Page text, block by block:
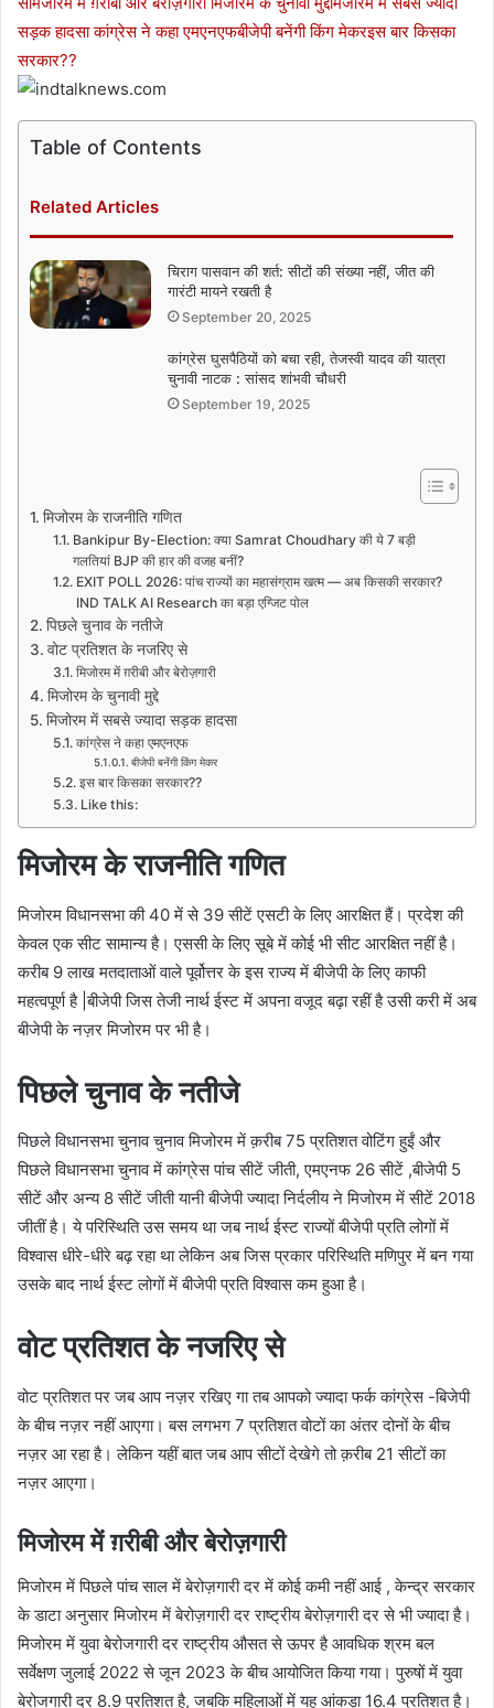
सड़क हादसाकांग्रेस ने कहा एमएनएफबीजेपी बनेंगी किंग मेकरइस बार किसका
सरकार??
Table of Contents
Related Articles
चिराग पासवान की शर्त: सीटों की संख्या नहीं, जीत की
गारंटी मायने रखती है
September 20, 2025
कांग्रेस घुसपैठियों को बचा रही, तेजस्वी यादव की यात्रा
चुनावी नाटक : सांसद शांभवी चौधरी
September 19, 2025
मिजोरम के राजनीति गणित
Bankipur By-Election: क्या Samrat Choudhary की ये 7 बड़ी
गलतियां BJP की हार की वजह बनीं?
EXIT POLL 2026: पांच राज्यों का महासंग्राम खत्म — अब किसकी सरकार?
IND TALK AI Research का बड़ा एग्जिट पोल
पिछले चुनाव के नतीजे
वोट प्रतिशत के नजरिए से
मिजोरम में ग़रीबी और बेरोज़गारी
मिजोरम के चुनावी मुद्दे
मिजोरम में सबसे ज्यादा सड़क हादसा
कांग्रेस ने कहा एमएनएफ
बीजेपी बनेंगी किंग मेकर
इस बार किसका सरकार??
Like this:
मिजोरम के राजनीति गणित
मिजोरम विधानसभा की 40 में से 39 सीटें एसटी के लिए आरक्षित हैं। प्रदेश की
केवल एक सीट सामान्य है। एससी के लिए सूबे में कोई भी सीट आरक्षित नहीं है।
करीब 9 लाख मतदाताओं वाले पूर्वोत्तर के इस राज्य में बीजेपी के लिए काफी
महत्वपूर्ण है |बीजेपी जिस तेजी नार्थ ईस्ट में अपना वजूद बढ़ा रहीं है उसी करी में अब
बीजेपी के नज़र मिजोरम पर भी है।
पिछले चुनाव के नतीजे
पिछले विधानसभा चुनाव चुनाव मिजोरम में क़रीब 75 प्रतिशत वोटिंग हुईं और
पिछले विधानसभा चुनाव में कांग्रेस पांच सीटें जीती, एमएनफ 26 सीटें ,बीजेपी 5
सीटें और अन्य 8 सीटें जीती यानी बीजेपी ज्यादा निर्दलीय ने मिजोरम में सीटें 2018
जीतीं है। ये परिस्थिति उस समय था जब नार्थ ईस्ट राज्यों बीजेपी प्रति लोगों में
विश्वास धीरे-धीरे बढ़ रहा था लेकिन अब जिस प्रकार परिस्थिति मणिपुर में बन गया
उसके बाद नार्थ ईस्ट लोगों में बीजेपी प्रति विश्वास कम हुआ है।
वोट प्रतिशत के नजरिए से
वोट प्रतिशत पर जब आप नज़र रखिए गा तब आपको ज्यादा फर्क कांग्रेस -बिजेपी
के बीच नज़र नहीं आएगा। बस लगभग 7 प्रतिशत वोटों का अंतर दोनों के बीच
नज़र आ रहा है। लेकिन यहीं बात जब आप सीटों देखेगे तो क़रीब 21 सीटों का
नज़र आएगा।
मिजोरम में ग़रीबी और बेरोज़गारी
मिजोरम में पिछले पांच साल में बेरोज़गारी दर में कोई कमी नहीं आई , केन्द्र सरकार
के डाटा अनुसार मिजोरम में बेरोज़गारी दर राष्ट्रीय बेरोज़गारी दर से भी ज्यादा है।
मिजोरम में युवा बेरोजगारी दर राष्ट्रीय औसत से ऊपर है आवधिक श्रम बल
सर्वेक्षण जुलाई 2022 से जून 2023 के बीच आयोजित किया गया। पुरुषों में युवा
बेरोजगारी दर 8.9 प्रतिशत है, जबकि महिलाओं में यह आंकड़ा 16.4 प्रतिशत है।